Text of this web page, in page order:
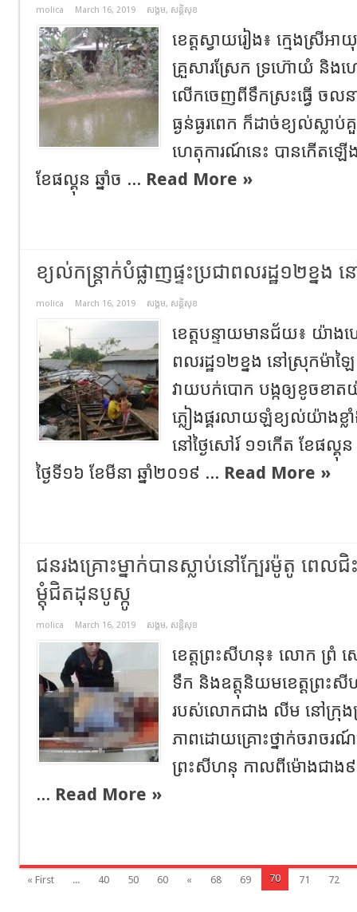
molica March 16, 2019 សង្គម, សន្តិសុខ
ខេត្តស្វាយរៀង៖ ក្មេងស្រីអ
គ្រួសារស្រែក ទ្រហ៊ោយំ និងហ
លើកចេញពីទឹកស្រះធ្វើ ចលន
ធ្ងន់ធ្ងរពេក ក៏ដាច់ខ្យល់ស្ល
ហេតុការណ៍នេះ បានកើតឡើ
ខែផល្គុន ឆ្នាំច ... Read More »
ខ្យល់កន្ត្រាក់បំផ្លាញផ្ទះប្រជាពលរដ្ឋ១២ខ្នង
molica March 16, 2019 សង្គម, សន្តិសុខ
ខេត្តបន្ទាយមានជ័យ៖ យ៉ាង
ពលរដ្ឋ១២ខ្នង នៅស្រុកម៉ាឡៃ
វាយបក់បោក បង្កឲ្យខូចខាត
ភ្លៀងផ្គរលាយឡំខ្យល់យ៉ាងខ្
នៅថ្ងៃសៅរ៍ ១១កើត ខែផល្
ថ្ងៃទី១៦ ខែមីនា ឆ្នាំ២០១៩ ... Read More »
ជនរងគ្រោះម្នាក់បានស្លាប់នៅក្បែរម៉ូតូ ពេល
ម្តុំជិតដុនបូស្កូ
molica March 16, 2019 សង្គម, សន្តិសុខ
ខេត្តព្រះសីហនុ៖ លោក ព្រំ ស
ទឹក និងឧត្តុនិយមខេត្តព្រះសី
របស់លោកជាង លីម នៅក្រុ
ភាពដោយគ្រោះថ្នាក់ចរាចរ
ព្រះសីហនុ កាលពីម៉ោងជាង
... Read More »
« First ... 40 50 60 « 68 69 70 71 72